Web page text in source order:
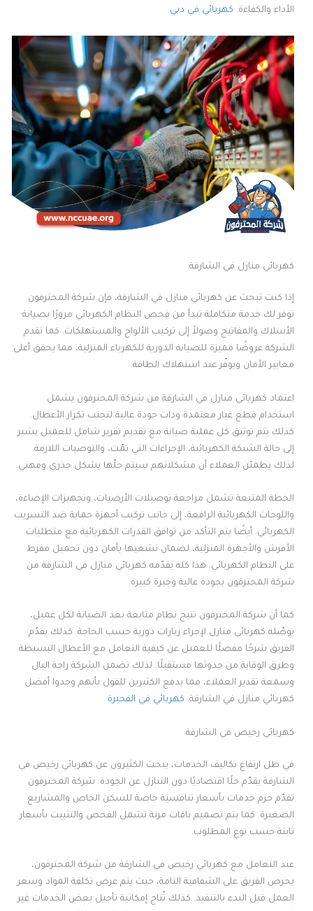
الأداء والكفاءة. كهربائي في دبي
كهربائي منازل في الشارقة
إذا كنت تبحث عن كهربائي منازل في الشارقة، فإن شركة المحترفون
توفر لك خدمة متكاملة تبدأ من فحص النظام الكهربائي مرورًا بصيانة
الأسلاك والمفاتيح وصولاً إلى تركيب الألواح والمستهلكات. كما تقدم
الشركة عروضًا مميزة للصيانة الدورية للكهرباء المنزلية، مما يحقق أعلى
معايير الأمان ويوفّر عند استهلاك الطاقة.
اعتماد كهربائي منازل في الشارقة من شركة المحترفون يشمل
استخدام قطع غيار معتمدة وذات جودة عالية لتجنب تكرار الأعطال.
كذلك يتم توثيق كل عملية صيانة مع تقديم تقرير شامل للعميل يشير
إلى حالة الشبكة الكهربائية، الإجراءات التي تمّت، والتوصيات اللازمة.
لذلك يطمئن العملاء أن مشكلاتهم سيتم حلّها بشكل جذري ومهني.
الخطة المتبعة تشمل مراجعة توصيلات الأرضيات، وتجهيزات الإضاءة،
واللوحات الكهربائية الرافعة، إلى جانب تركيب أجهزة حماية ضد التسريب
الكهربائي. أيضًا يتم التأكد من توافق القدرات الكهربائية مع متطلبات
الأفرش والأجهزة المنزلية، لضمان تشغيها بأمان دون تحميل مفرط
على النظام الكهربائي. هذا كله يقدّمه كهربائي منازل في الشارقة من
شركة المحترفون بجودة عالية وخبرة كبيرة.
كما أن شركة المحترفون تتيح نظام متابعة بعد الصيانة لكل عميل،
يوصّله كهربائي منازل لإجراء زيارات دورية حسب الحاجة. كذلك يقدّم
الفريق شرحًا مفصلًا للعميل عن كيفية التعامل مع الأعطال البسيطة
وطرق الوقاية من حدوثها مستقبلًا. لذلك تضمن الشركة راحة البال
وسمعة تقدير العملاء، مما يدفع الكثيرين للقول بأنهم وجدوا أفضل
كهربائي منازل في الشارقة. كهربائي في الفجيرة
كهربائي رخيص في الشارقة
في ظل ارتفاع تكاليف الخدمات، يبحث الكثيرون عن كهربائي رخيص في
الشارقة يقدّم حلًا اقتصاديًا دون التنازل عن الجودة. شركة المحترفون
تقدّم حزم خدمات بأسعار تنافسية خاصة للسكن الخاص والمشاريع
الصغيرة. كما يتم تصميم باقات مرنة تشمل الفحص والتثبيت بأسعار
ثابتة حسب نوع المطلوب.
عند التعامل مع كهربائي رخيص في الشارقة من شركة المحترفون،
يحرص الفريق على الشفافية التامة، حيث يتم عرض تكلفة المواد وسعر
العمل قبل البدء بالتنفيذ. كذلك تُتاح إمكانية تأجيل بعض الخدمات غير